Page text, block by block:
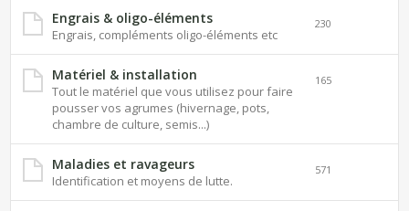
Engrais & oligo-éléments
Engrais, compléments oligo-éléments etc
230
Matériel & installation
Tout le matériel que vous utilisez pour faire
pousser vos agrumes (hivernage, pots,
chambre de culture, semis...)
165
Maladies et ravageurs
Identification et moyens de lutte.
571